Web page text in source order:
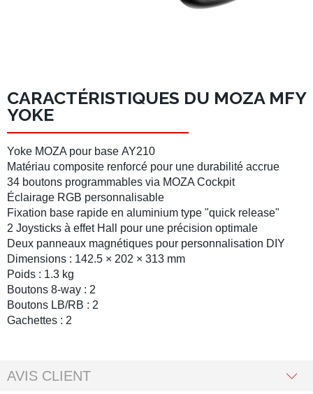
CARACTÉRISTIQUES DU MOZA MFY
YOKE
Yoke MOZA pour base AY210
Matériau composite renforcé pour une durabilité accrue
34 boutons programmables via MOZA Cockpit
Éclairage RGB personnalisable
Fixation base rapide en aluminium type "quick release"
2 Joysticks à effet Hall
pour une précision optimale
Deux panneaux magnétiques pour personnalisation DIY
Dimensions : 142.5 × 202 × 313 mm
Poids : 1.3 kg
Boutons 8-way : 2
Boutons LB/RB : 2
Gachettes : 2
AVIS CLIENT